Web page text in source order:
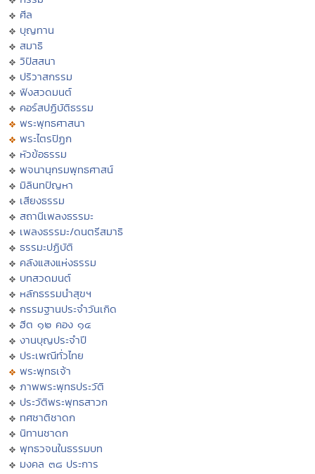
ศีล
บุญทาน
สมาธิ
วิปัสสนา
ปริวาสกรรม
ฟังสวดมนต์
คอร์สปฏิบัติธรรม
พระพุทธศาสนา
พระไตรปิฏก
หัวข้อธรรม
พจนานุกรมพุทธศาสน์
มิลินทปัญหา
เสียงธรรม
สถานีเพลงธรรมะ
เพลงธรรมะ/ดนตรีสมาธิ
ธรรมะปฏิบัติ
คลังแสงแห่งธรรม
บทสวดมนต์
หลักธรรมนำสุขฯ
กรรมฐานประจำวันเกิด
ฮีต ๑๒ คอง ๑๔
งานบุญประจำปี
ประเพณีทั่วไทย
พระพุทธเจ้า
ภาพพระพุทธประวัติ
ประวัติพระพุทธสาวก
ทศชาติชาดก
นิทานชาดก
พุทธวจนในธรรมบท
มงคล ๓๘ ประการ